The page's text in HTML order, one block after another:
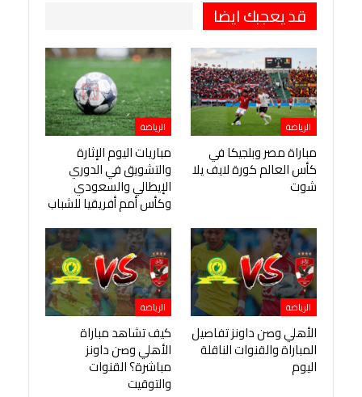
قد يعجبك ايضا
الرياضة
مباراة مصر وبلجيكا في
كأس العالم كورة لايف يلا
شوت
الرياضة
مباريات اليوم الإثارة
والتشويق في الدوري
الإيطالي والسعودي
وكأس أمم أفريقيا للشباب
الرياضة
الأهلي وصن داونز تفاصيل
المباراة والقنوات الناقلة
اليوم
الرياضة
كيف تشاهد مباراة
الأهلي وصن داونز
مباشرة؟ القنوات
والتوقيت